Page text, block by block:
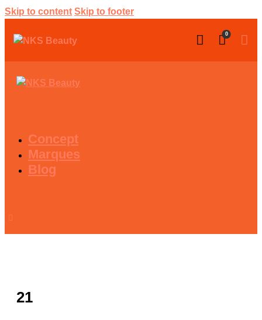
Skip to content Skip to footer
0
Concept
Marques
Blog
21